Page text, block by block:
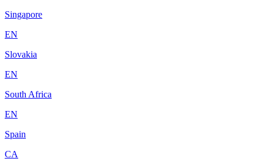
Singapore
EN
Slovakia
EN
South Africa
EN
Spain
CA